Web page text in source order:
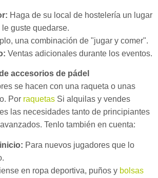
Haga de su local de hostelería un lugar
guste quedarse.
una combinación de "jugar y comer".
Ventas adicionales durante los eventos.
accesorios de pádel
se hacen con una raqueta o unas
Por raquetas Si alquilas y vendes
las necesidades tanto de principiantes
Tenlo también en cuenta:
Para nuevos jugadores que lo
en ropa deportiva, puños y bolsas